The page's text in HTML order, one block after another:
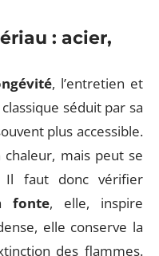
: acier,
, l’entretien et
classique séduit par sa
plus accessible.
mais peut se
Il faut donc vérifier
fonte, elle, inspire
elle conserve la
des flammes.